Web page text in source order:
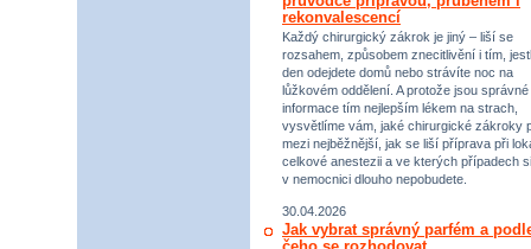
rekonvalescencí
Každý chirurgický zákrok je jiný – liší se
rozsahem, způsobem znecitlivění i tím,
den odejdete domů nebo strávíte noc na
lůžkovém oddělení. A protože jsou správné
informace tím nejlepším lékem na strach,
vysvětlíme vám, jaké chirurgické zákroky
mezi nejběžnější, jak se liší příprava při
celkové anestezii a ve kterých případech si
v nemocnici dlouho nepobudete.
30.04.2026
Jak vybrat správný parfém a